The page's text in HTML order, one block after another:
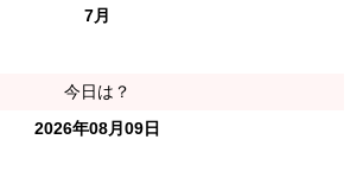
7月
今日は？
2026年08月09日